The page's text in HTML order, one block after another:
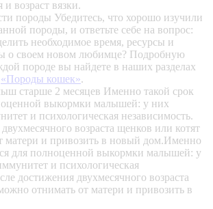
и возраст вязки.
породы Убедитесь, что хорошо изучили
породы, и ответьте себе на вопрос:
необходимое время, ресурсы и
о своем новом любимце? Подробную
породе вы найдете в наших разделах
«Породы кошек».
старше 2 месяцев Именно такой срок
выкормки малышей: у них
и психологическая независимость.
возраста щенков или котят
матери и привозить в новый дом.Именно
для полноценной выкормки малышей: у
и психологическая
достижения двухмесячного возраста
отнимать от матери и привозить в